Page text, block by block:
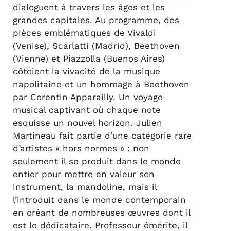
dialoguent à travers les âges et les
grandes capitales. Au programme, des
pièces emblématiques de Vivaldi
(Venise), Scarlatti (Madrid), Beethoven
(Vienne) et Piazzolla (Buenos Aires)
côtoient la vivacité de la musique
napolitaine et un hommage à Beethoven
par Corentin Apparailly. Un voyage
musical captivant où chaque note
esquisse un nouvel horizon. Julien
Martineau fait partie d’une catégorie rare
d’artistes « hors normes » : non
seulement il se produit dans le monde
entier pour mettre en valeur son
instrument, la mandoline, mais il
l’introduit dans le monde contemporain
en créant de nombreuses œuvres dont il
est le dédicataire. Professeur émérite, il